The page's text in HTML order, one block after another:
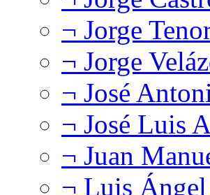
¬ Jorge
¬ Jorge
¬ José
¬ José Luis
¬ Juan
¬ Luis Ángel